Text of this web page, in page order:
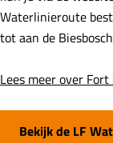
Waterlinieroute
tot aan de
Lees meer over
Bekijk de LF